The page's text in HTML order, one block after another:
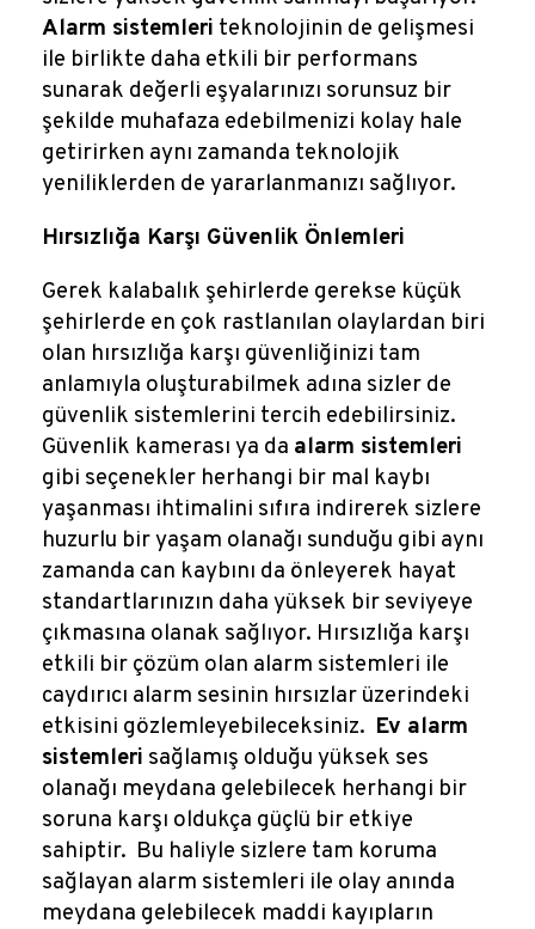
Alarm sistemleri teknolojinin de gelişmesi
ile birlikte daha etkili bir performans
sunarak değerli eşyalarınızı sorunsuz bir
şekilde muhafaza edebilmenizi kolay hale
getirirken aynı zamanda teknolojik
yeniliklerden de yararlanmanızı sağlıyor.
Hırsızlığa Karşı Güvenlik Önlemleri
Gerek kalabalık şehirlerde gerekse küçük
şehirlerde en çok rastlanılan olaylardan biri
olan hırsızlığa karşı güvenliğinizi tam
anlamıyla oluşturabilmek adına sizler de
güvenlik sistemlerini tercih edebilirsiniz.
Güvenlik kamerası ya da alarm sistemleri
gibi seçenekler herhangi bir mal kaybı
yaşanması ihtimalini sıfıra indirerek sizlere
huzurlu bir yaşam olanağı sunduğu gibi aynı
zamanda can kaybını da önleyerek hayat
standartlarınızın daha yüksek bir seviyeye
çıkmasına olanak sağlıyor. Hırsızlığa karşı
etkili bir çözüm olan alarm sistemleri ile
caydırıcı alarm sesinin hırsızlar üzerindeki
etkisini gözlemleyebileceksiniz. Ev alarm
sistemleri sağlamış olduğu yüksek ses
olanağı meydana gelebilecek herhangi bir
soruna karşı oldukça güçlü bir etkiye
sahiptir. Bu haliyle sizlere tam koruma
sağlayan alarm sistemleri ile olay anında
meydana gelebilecek maddi kayıpların